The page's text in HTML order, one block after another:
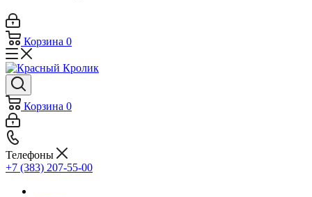
Корзина 0
Корзина 0
Телефоны
+7 (383) 207-55-00